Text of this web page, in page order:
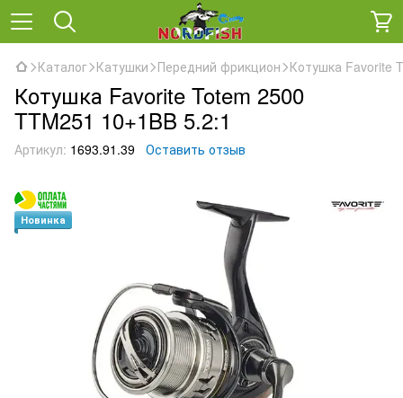
Каталог Катушки Передний фрикцион Котушка Favorite
Котушка Favorite Totem 2500
TTM251 10+1BB 5.2:1
Артикул: 1693.91.39 Оставить отзыв
Новинка